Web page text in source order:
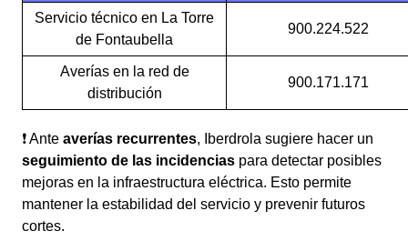
Servicio técnico en La Torre
de Fontaubella
900.224.522
Averías en la red de
distribución
900.171.171
❗ Ante averías recurrentes, Iberdrola sugiere hacer un
seguimiento de las incidencias para detectar posibles
mejoras en la infraestructura eléctrica. Esto permite
mantener la estabilidad del servicio y prevenir futuros
cortes.